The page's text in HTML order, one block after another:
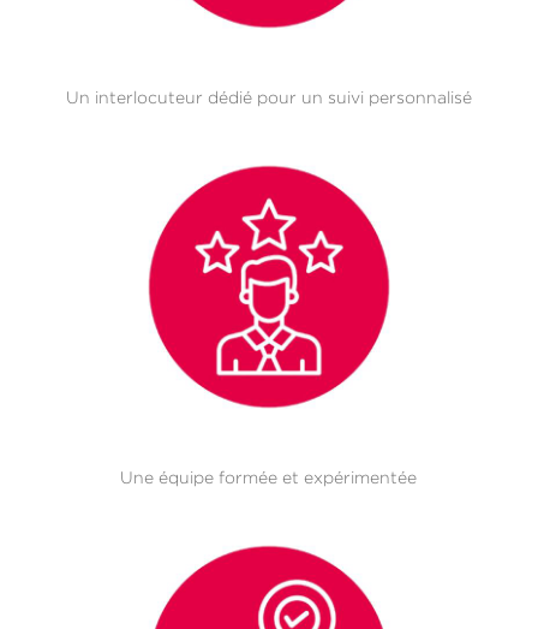
Un interlocuteur dédié pour un suivi personnalisé
Une équipe formée et expérimentée